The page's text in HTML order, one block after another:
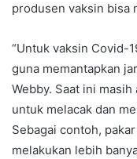
produsen vaksin bisa
“Untuk vaksin Covid-
guna memantapkan
Webby. Saat ini
untuk melacak dan
Sebagai contoh,
melakukan lebih